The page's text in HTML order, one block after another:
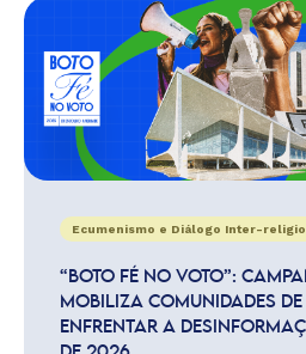
Ecumenismo e Diálogo Inter-
“BOTO FÉ NO VOTO”:
MOBILIZA COMUNIDADES DE
ENFRENTAR A